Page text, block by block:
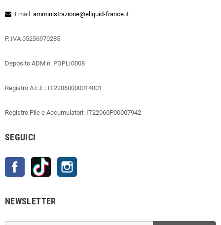
Email: amministrazione@eliquid-france.it
P. IVA 05256970285
Deposito ADM n. PDPLI0008
Registro A.E.E.: IT22060000014001
Registro Pile e Accumulatori: IT22060P00007942
SEGUICI
Facebook TikTok
NEWSLETTER